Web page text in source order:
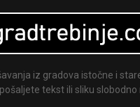
iz gradova istočne i
tekst ili sliku slobodno